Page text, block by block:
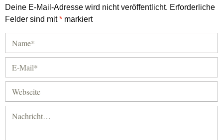
Deine E-Mail-Adresse wird nicht veröffentlicht. Erforderliche
Felder sind mit* markiert